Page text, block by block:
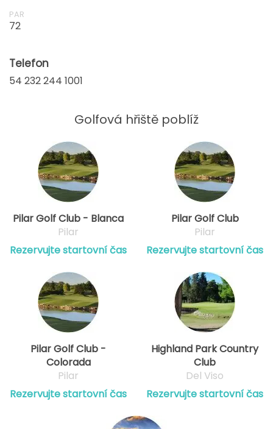
PAR
72
Telefon
54 232 244 1001
Golfová hřiště poblíž
Pilar Golf Club - Blanca
Pilar
Rezervujte startovní čas
Pilar Golf Club
Pilar
Rezervujte startovní čas
Pilar Golf Club -
Colorada
Pilar
Rezervujte startovní čas
Highland Park Country
Club
Del Viso
Rezervujte startovní čas